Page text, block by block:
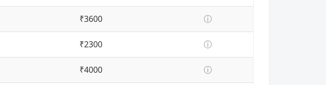
₹3600 ⓘ
₹2300 ⓘ
₹4000 ⓘ